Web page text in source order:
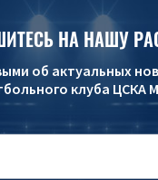
НА НАШУ
об актуальных
клуба ЦСКА